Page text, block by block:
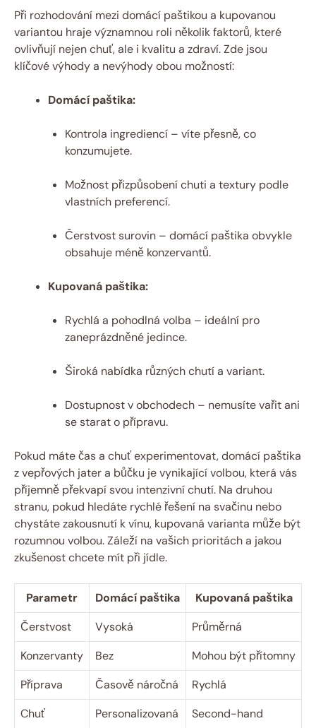
Při rozhodování mezi domácí paštikou a kupovanou
variantou hraje významnou roli několik faktorů, které
ovlivňují nejen chuť, ale i kvalitu a zdraví. Zde jsou
klíčové výhody a nevýhody obou možností:
Domácí paštika:
Kontrola ingrediencí – víte přesně, co
konzumujete.
Možnost přizpůsobení chuti a textury podle
vlastních preferencí.
Čerstvost surovin – domácí paštika obvykle
obsahuje méně konzervantů.
Kupovaná paštika:
Rychlá a pohodlná volba – ideální pro
zaneprázdněné jedince.
Široká nabídka různých chutí a variant.
Dostupnost v obchodech – nemusíte vařit ani
se starat o přípravu.
Pokud máte čas a chuť experimentovat, domácí paštika
z vepřových jater a bůčku je vynikající volbou, která vás
příjemně překvapí svou intenzivní chutí. Na druhou
stranu, pokud hledáte rychlé řešení na svačinu nebo
chystáte zakousnutí k vínu, kupovaná varianta může být
rozumnou volbou. Záleží na vašich prioritách a jakou
zkušenost chcete mít při jídle.
Parametr Domácí paštika
Kupovaná paštika
Čerstvost
Vysoká
Průměrná
Konzervanty
Bez
Mohou být přítomny
Příprava
Časově náročná
Rychlá
Chuť
Personalizovaná Second-hand